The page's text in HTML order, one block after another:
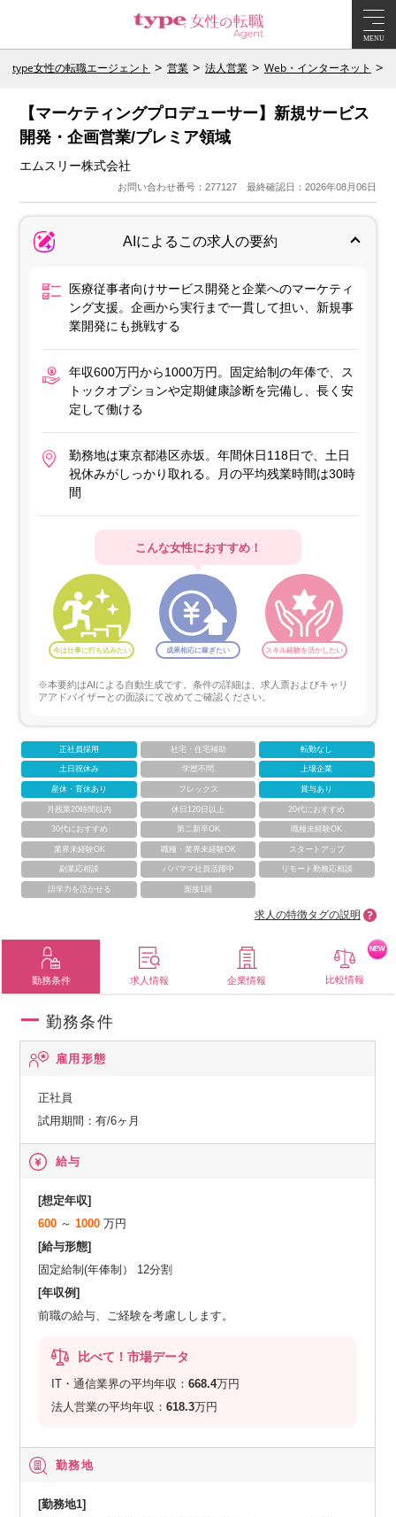
MENU
type女性の転職エージェント 営業 法人営業 Web・インターネット
【マーケティングプロデューサー】新規サービス
開発・企画営業/プレミア領域
エムスリー株式会社
お問い合わせ番号：277127 最終確認日：2026年08月06日
AIによるこの求人の要約
医療従事者向けサービス開発と企業へのマーケティ
ング支援。企画から実行まで一貫して担い、新規事
業開発にも挑戦する
年収600万円から1000万円。固定給制の年俸で、ス
トックオプションや定期健康診断を完備し、長く安
定して働ける
勤務地は東京都港区赤坂。年間休日118日で、土日
祝休みがしっかり取れる。月の平均残業時間は30時
間
こんな女性におすすめ！
今は仕事に打ち込みたい 成果相応に稼ぎたい スキル経験を活かしたい
※本要約はAIによる自動生成です。条件の詳細は、求人票およびキャリ
アアドバイザーとの面談にて改めてご確認ください。
正社員採用 社宅・住宅補助 転勤なし
土日祝休み 学歴不問 上場企業
産休・育休あり フレックス 賞与あり
月残業20時間以内 休日120日以上 20代におすすめ
30代におすすめ 第二新卒OK 職種未経験OK
業界未経験OK 職種・業界未経験OK スタートアップ
副業応相談 パパママ社員活躍中 リモート勤務応相談
語学力を活かせる 面接1回
求人の特徴タグの説明
勤務条件 求人情報 企業情報 比較情報
NEW
勤務条件
雇用形態
正社員
試用期間：有/6ヶ月
給与
[想定年収]
600 ～1000 万円
[給与形態]
固定給制(年俸制） 12分割
[年収例]
前職の給与、ご経験を考慮しします。
比べて！市場データ
IT・通信業界の平均年収：668.4万円
法人営業の平均年収：618.3万円
勤務地
[勤務地1]